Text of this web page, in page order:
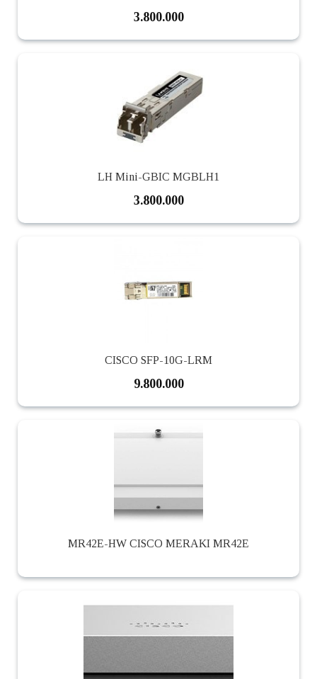
3.800.000
LH Mini-GBIC MGBLH1
3.800.000
CISCO SFP-10G-LRM
9.800.000
MR42E-HW CISCO MERAKI MR42E